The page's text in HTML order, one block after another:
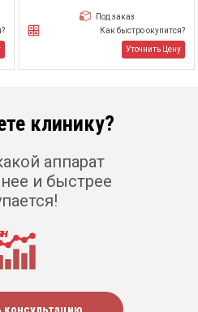
Под заказ
Как быстро окупится?
Уточнить Цену
клинику?
аппарат
и быстрее